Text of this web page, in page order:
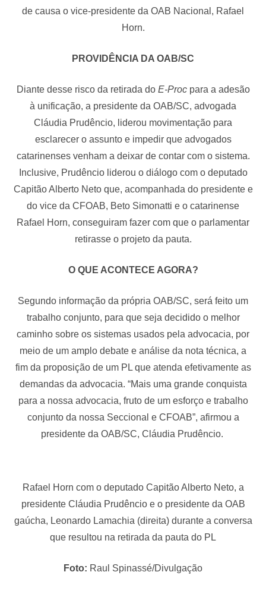
de causa o vice-presidente da OAB Nacional, Rafael
Horn.
PROVIDÊNCIA DA OAB/SC
Diante desse risco da retirada doE-Procpara a adesão
à unificação, a presidente da OAB/SC, advogada
Cláudia Prudêncio, liderou movimentação para
esclarecer o assunto e impedir que advogados
catarinenses venham a deixar de contar com o sistema.
Inclusive, Prudêncio liderou o diálogo com o deputado
Capitão Alberto Neto que, acompanhada do presidente e
do vice da CFOAB, Beto Simonatti e o catarinense
Rafael Horn, conseguiram fazer com que o parlamentar
retirasse o projeto da pauta.
O QUE ACONTECE AGORA?
Segundo informação da própria OAB/SC, será feito um
trabalho conjunto, para que seja decidido o melhor
caminho sobre os sistemas usados pela advocacia, por
meio de um amplo debate e análise da nota técnica, a
fim da proposição de um PL que atenda efetivamente as
demandas da advocacia. “Mais uma grande conquista
para a nossa advocacia, fruto de um esforço e trabalho
conjunto da nossa Seccional e CFOAB”, afirmou a
presidente da OAB/SC, Cláudia Prudêncio.
Rafael Horn com o deputado Capitão Alberto Neto, a
presidente Cláudia Prudêncio e o presidente da OAB
gaúcha, Leonardo Lamachia (direita) durante a conversa
que resultou na retirada da pauta do PL
Foto: Raul Spinassé/Divulgação